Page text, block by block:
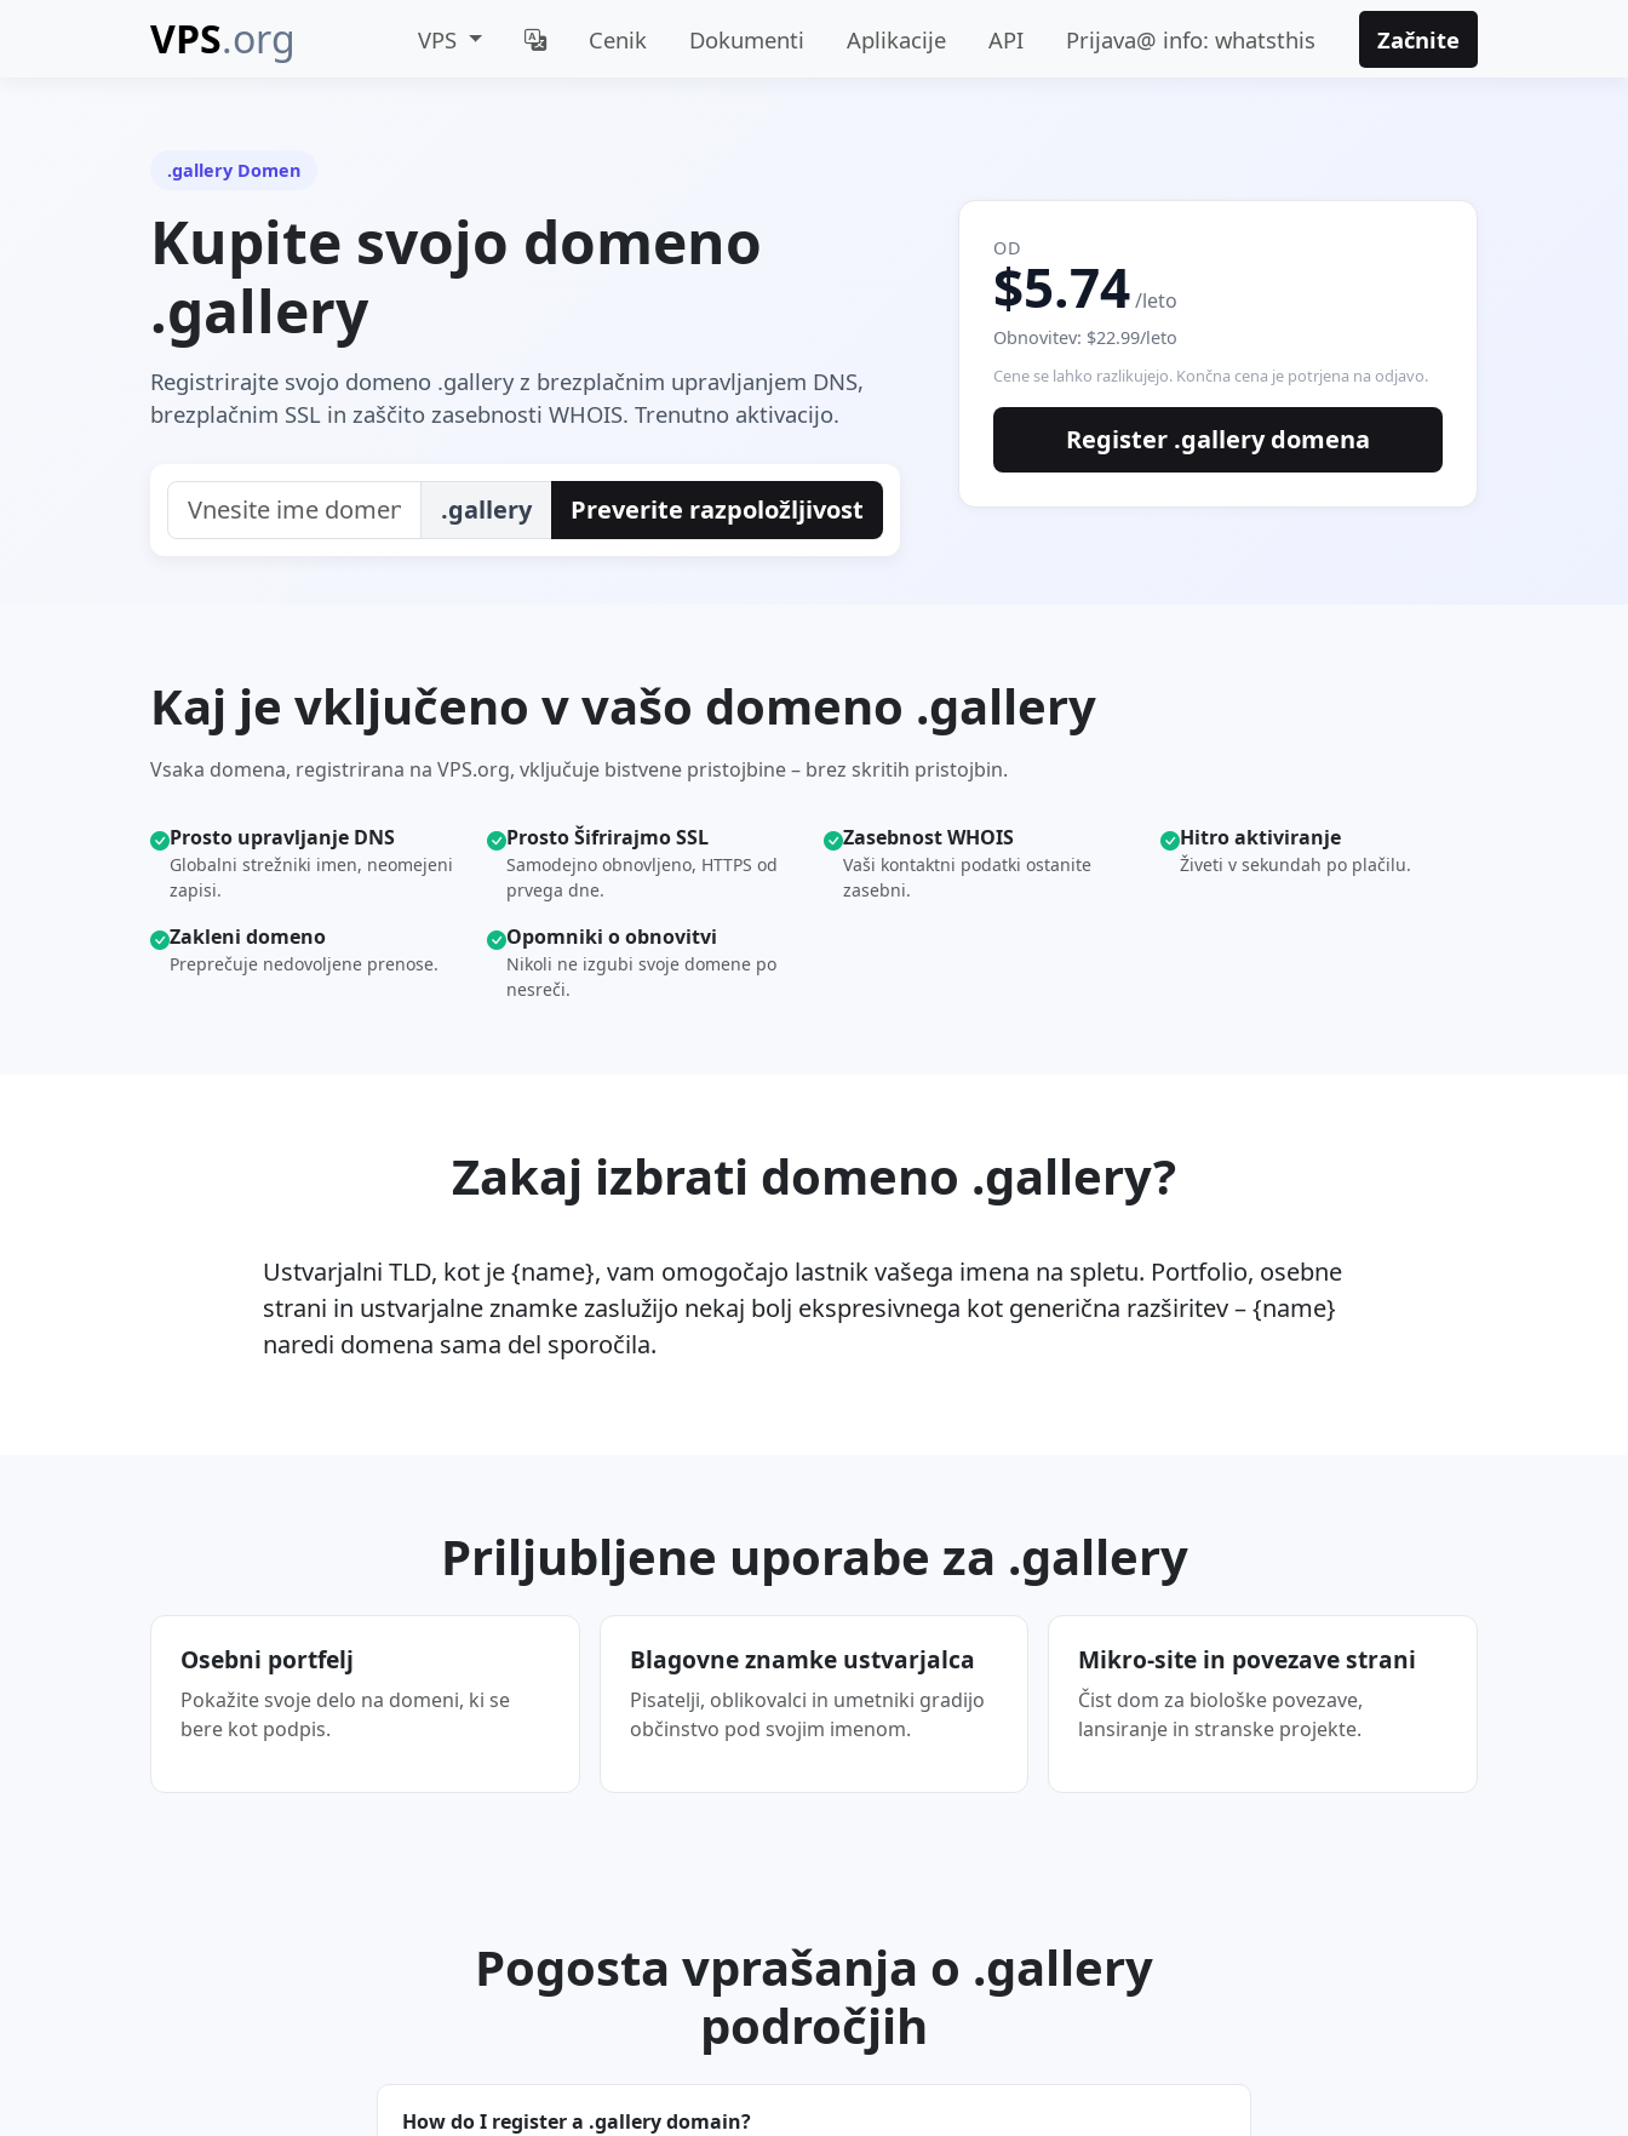
VPS.org VPS Cenik Dokumenti Aplikacije API Prijava@ info: whatsthis Začnite
.gallery Domen
Kupite svojo domeno
.gallery
Registrirajte svojo domeno .gallery z brezplačnim upravljanjem DNS,
brezplačnim SSL in zaščito zasebnosti WHOIS. Trenutno aktivacijo.
.gallery Preverite razpoložljivost
OD
$5.74/leto
Obnovitev: $22.99/leto
Cene se lahko razlikujejo. Končna cena je potrjena na odjavo.
Register .gallery domena
Kaj je vključeno v vašo domeno .gallery
Vsaka domena, registrirana na VPS.org, vključuje bistvene pristojbine – brez skritih pristojbin.
Prosto upravljanje DNS
Globalni strežniki imen, neomejeni
zapisi.
Prosto Šifrirajmo SSL
Samodejno obnovljeno, HTTPS od
prvega dne.
Zasebnost WHOIS
Vaši kontaktni podatki ostanite
zasebni.
Hitro aktiviranje
Živeti v sekundah po plačilu.
Zakleni domeno
Preprečuje nedovoljene prenose.
Opomniki o obnovitvi
Nikoli ne izgubi svoje domene po
nesreči.
Zakaj izbrati domeno .gallery?
Ustvarjalni TLD, kot je {name}, vam omogočajo lastnik vašega imena na spletu. Portfolio, osebne
strani in ustvarjalne znamke zaslužijo nekaj bolj ekspresivnega kot generična razširitev – {name}
naredi domena sama del sporočila.
Priljubljene uporabe za .gallery
Osebni portfelj
Pokažite svoje delo na domeni, ki se
bere kot podpis.
Blagovne znamke ustvarjalca
Pisatelji, oblikovalci in umetniki gradijo
občinstvo pod svojim imenom.
Mikro-site in povezave strani
Čist dom za biološke povezave,
lansiranje in stranske projekte.
Pogosta vprašanja o .gallery
področjih
How do I register a .gallery domain?